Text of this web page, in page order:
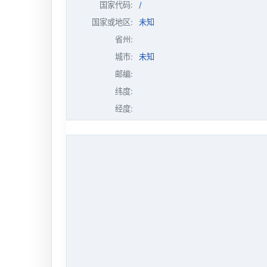
国家代码:
/
国家或地区:
未知
省州:
城市:
未知
邮编:
纬度:
经度: